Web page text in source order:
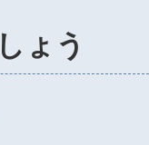
ょう